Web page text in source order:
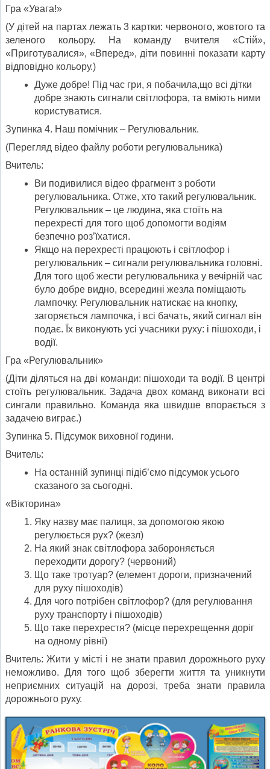
Гра «Увага!»
(У дітей на партах лежать 3 картки: червоного, жовтого та
зеленого кольору. На команду вчителя «Стій»,
«Приготувалися», «Вперед», діти повинні показати карту
відповідно кольору.)
Дуже добре! Під час гри, я побачила,що всі дітки
добре знають сигнали світлофора, та вміють ними
користуватися.
Зупинка 4. Наш помічник – Регулювальник.
(Перегляд відео файлу роботи регулювальника)
Вчитель:
Ви подивилися відео фрагмент з роботи
регулювальника. Отже, хто такий регулювальник.
Регулювальник – це людина, яка стоїть на
перехресті для того щоб допомогти водіям
безпечно роз’їхатися.
Якщо на перехресті працюють і світлофор і
регулювальник – сигнали регулювальника головні.
Для того щоб жести регулювальника у вечірній час
було добре видно, всередині жезла поміщають
лампочку. Регулюваль­ник натискає на кнопку,
загоряється лампочка, і всі бачать, який сигнал він
подає. Їх виконують усі учасники руху: і пішоходи, і
водії.
Гра «Регулювальник»
(Діти діляться на дві команди: пішоходи та водії. В центрі
стоїть регулювальник. Задача двох команд виконати всі
сингали правильно. Команда яка швидше впорається з
задачею виграє.)
Зупинка 5. Підсумок виховної години.
Вчитель:
На останній зупинці підіб’ємо підсумок усього
сказаного за сьогодні.
«Вікторина»
Яку назву має палиця, за допомогою якою
регулюється рух? (жезл)
На який знак світлофора забороняється
переходити дорогу? (червоний)
Що таке тротуар? (елемент дороги, призначений
для руху пішоходів)
Для чого потрібен світлофор? (для регулювання
руху транспорту і пішоходів)
Що таке перехрестя? (місце перехрещення доріг
на одному рівні)
Вчитель: Жити у місті і не знати правил дорожнього руху
неможливо. Для того щоб зберегти життя та уникнути
неприємних ситуацій на дорозі, треба знати правила
дорожнього руху.